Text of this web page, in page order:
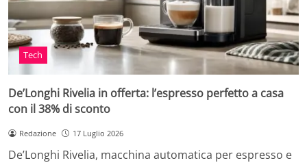
Tech
De’Longhi Rivelia in offerta: l’espresso perfetto a casa
con il 38% di sconto
Redazione 17 Luglio 2026
De’Longhi Rivelia, macchina automatica per espresso e